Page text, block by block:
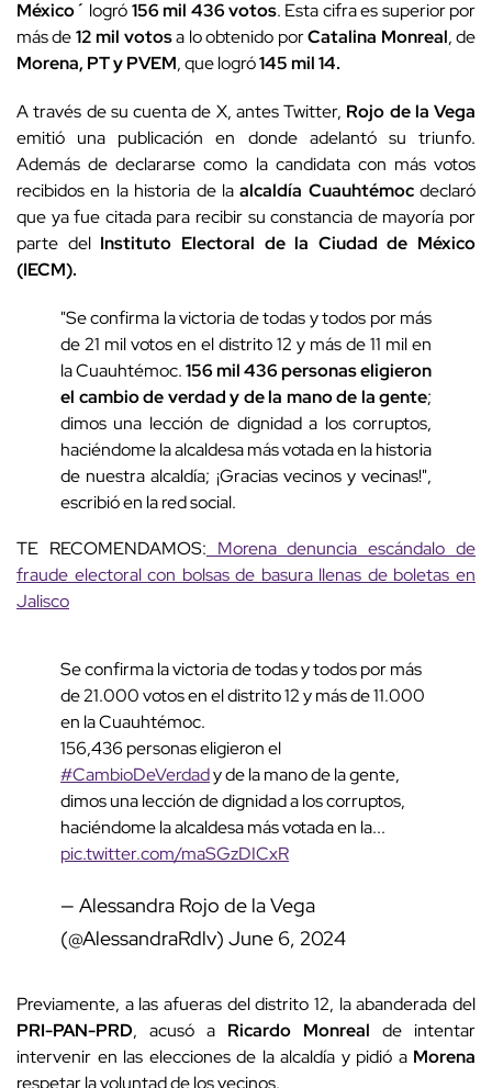
México´ logró156 mil 436 votos. Esta cifra es superior por
más de12 mil votosa lo obtenido porCatalina Monreal, de
Morena, PT y PVEM, que logró145 mil 14.
A través de su cuenta de X, antes Twitter, Rojo de la Vega
emitió una publicación en donde adelantó su triunfo.
Además de declararse como la candidata con más votos
recibidos en la historia de laalcaldía Cuauhtémoc declaró
que ya fue citada para recibir su constancia de mayoría por
parte del Instituto Electoral de la Ciudad de México
(IECM).
"Se confirma la victoria de todas y todos por más
de 21 mil votos en el distrito 12 y más de 11 mil en
la Cuauhtémoc.156 mil 436 personas eligieron
el cambio de verdad y de la mano de la gente;
dimos una lección de dignidad a los corruptos,
haciéndome la alcaldesa más votada en la historia
de nuestra alcaldía; ¡Gracias vecinos y vecinas!",
escribió en la red social.
TE RECOMENDAMOS: Morena denuncia escándalo de
fraude electoral con bolsas de basura llenas de boletas en
Jalisco
Se confirma la victoria de todas y todos por más
de 21.000 votos en el distrito 12 y más de 11.000
en la Cuauhtémoc.
156,436 personas eligieron el
#CambioDeVerdady de la mano de la gente,
dimos una lección de dignidad a los corruptos,
haciéndome la alcaldesa más votada en la...
pic.twitter.com/maSGzDICxR
— Alessandra Rojo de la Vega
(@AlessandraRdlv) June 6, 2024
Previamente, a las afueras del distrito 12, la abanderada del
PRI-PAN-PRD, acusó a Ricardo Monreal de intentar
intervenir en las elecciones de la alcaldía y pidió a Morena